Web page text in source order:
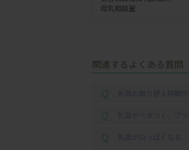
母乳相談室
関連するよくある質問
Q
Q
Q